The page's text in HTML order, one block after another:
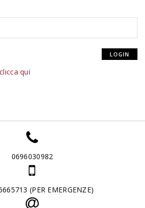
clicca qui
0696030982
(PER EMERGENZE)